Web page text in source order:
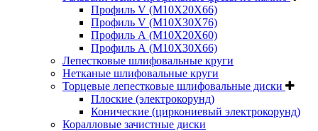
Профиль V (M10X20X66)
Профиль V (M10X30X76)
Профиль А (М10Х20Х60)
Профиль А (М10Х30Х66)
Лепестковые шлифовальные круги
Нетканые шлифовальные круги
Торцевые лепестковые шлифовальные диски
Плоские (электрокорунд)
Конические (циркониевый электрокорунд)
Коралловые зачистные диски